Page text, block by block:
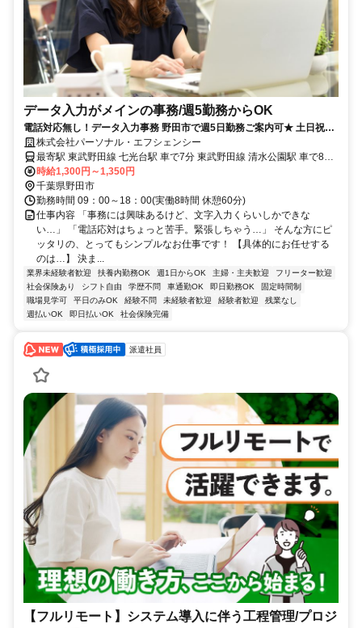
データ入力がメインの事務/週5勤務からOK
電話対応無し！データ入力事務 野田市で週5日勤務ご案内可★ 土日祝日
休み・車通勤ＯＫ
株式会社パーソナル・エフシェンシー
最寄駅 東武野田線 七光台駅 車で7分 東武野田線 清水公園駅 車で8分
東武野田線 南桜井駅 車で15分
時給1,300円～1,350円
千葉県野田市
勤務時間 09：00～18：00(実働8時間 休憩60分)
仕事内容 「事務には興味あるけど、文字入力くらいしかできな
い…」 「電話応対はちょっと苦手。緊張しちゃう…」 そんな方にピ
ッタリの、とってもシンプルなお仕事です！ 【具体的にお任せする
のは…】 決ま...
業界未経験者歓迎 扶養内勤務OK 週1日からOK 主婦・主夫歓迎
フリーター歓迎
社会保険あり
シフト自由 学歴不問 車通勤OK 即日勤務OK
固定時間制
職場見学可
平日のみOK 経験不問 未経験者歓迎 経験者歓迎
残業なし
週払いOK
即日払いOK 社会保険完備
派遣社員
【フルリモート】システム導入に伴う工程管理/プロジ